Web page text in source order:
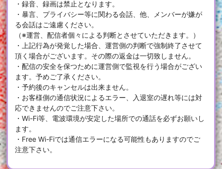
・録音、録画は禁止となります。
・暴言、プライバシー等に関わる会話、他、メンバーが嫌が
る会話はご遠慮ください。
（※運営、配信者個々による判断とさせていただきます。）
・上記行為が発覚した場合、運営側の判断で強制終了させて
頂く場合がございます。その際の返金は一切致しません。
・配信の安全を保つために運営側で監視を行う場合がござい
ます。予めご了承ください。
・予約後のキャンセルは出来ません。
・お客様側の通信状況によるエラー、入退室の遅れ等には対
応できませんのでご注意下さい。
・Wi-Fi等、電波環境が安定した場所での通話を必ずお願いし
ます。
・Free Wi-Fiでは通信エラーになる可能性もありますのでご
注意下さい。